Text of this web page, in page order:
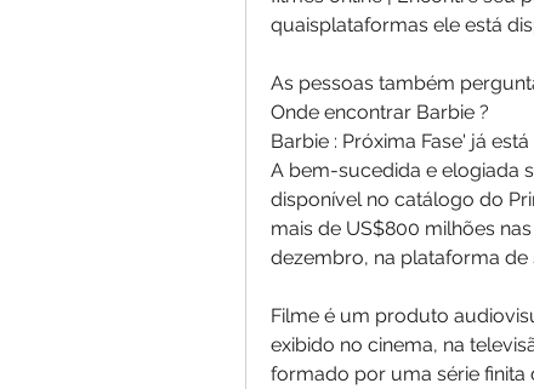
quaisplataformas ele está
As pessoas também
Onde encontrar Barbie ?
Barbie : Próxima Fase' já
A bem-sucedida e elogiada
disponível no catálogo do
mais de US$800 milhões
dezembro, na plataforma de
Filme é um produto
exibido no cinema, na
formado por uma série finita